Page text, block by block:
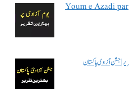
یوم آزادی پر مضمون | یوم آزادی پر تقریر | Youm e Azadi par